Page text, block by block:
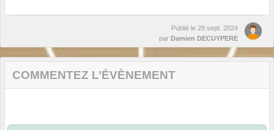
Publié le 28 sept. 2024
par Damien DECUYPERE
COMMENTEZ L’ÉVÈNEMENT